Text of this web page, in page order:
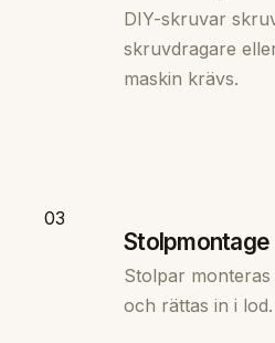
DIY-skruvar
skruvdragare
maskin krävs.
03
Stolpmontage
Stolpar
och rättas in i lod.